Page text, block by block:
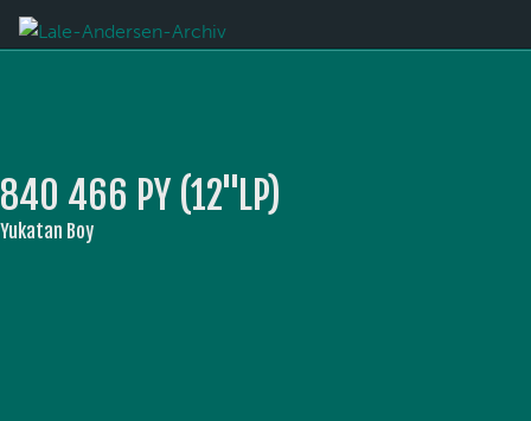
840 466 PY (12''LP)
Yukatan Boy